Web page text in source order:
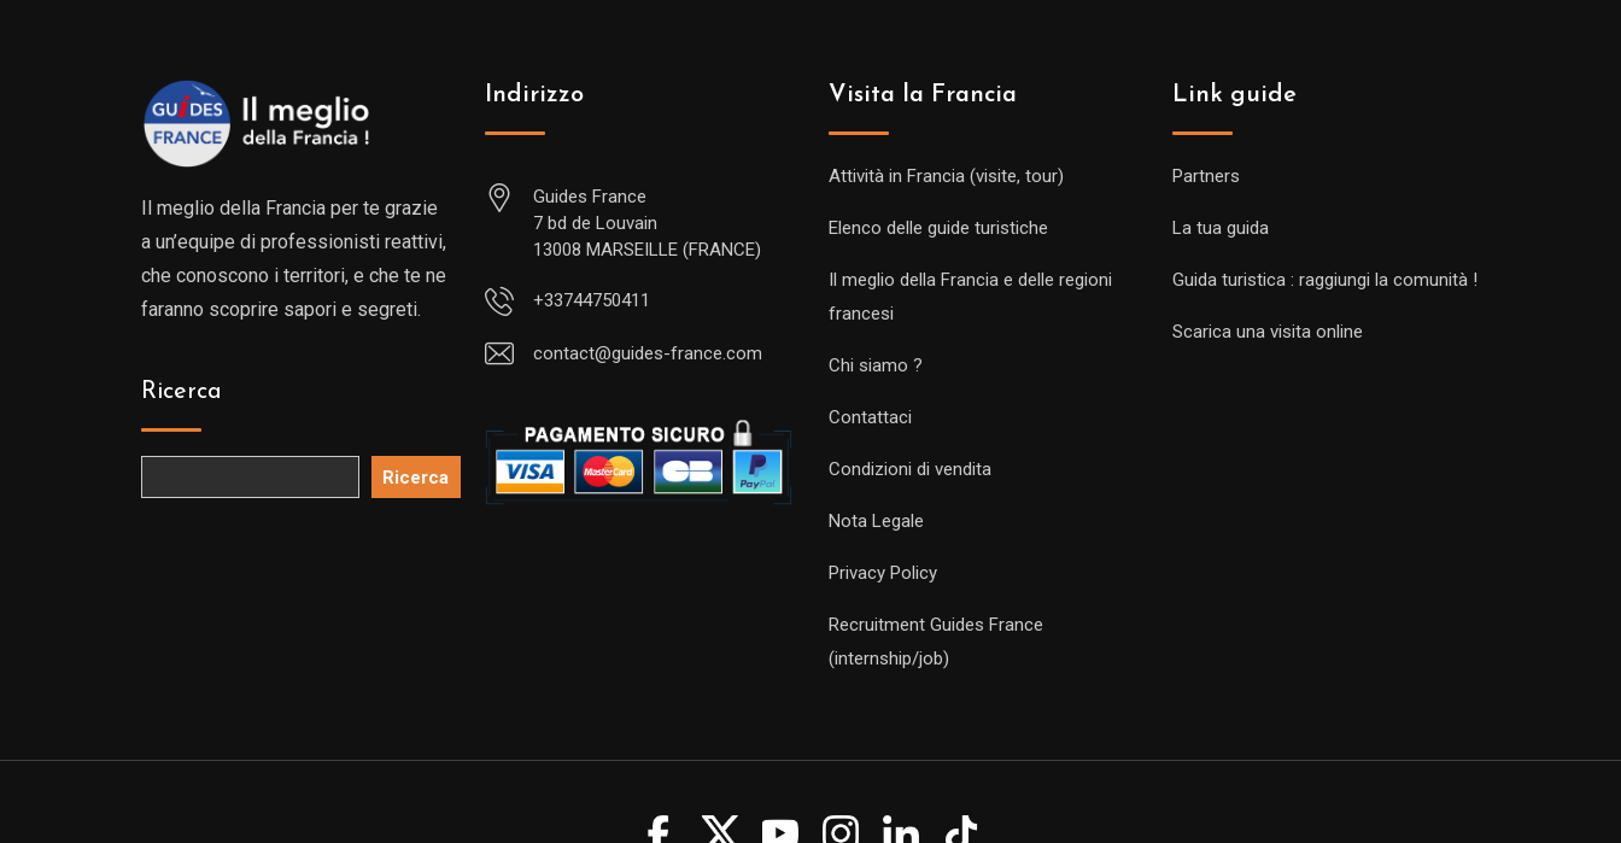
Il meglio della Francia per te grazie
a un’equipe di professionisti reattivi,
che conoscono i territori, e che te ne
faranno scoprire sapori e segreti.
Ricerca
Ricerca
Indirizzo
Guides France
7 bd de Louvain
13008 MARSEILLE (FRANCE)
+33744750411
contact@guides-france.com
Visita la Francia
Attività in Francia (visite, tour)
Elenco delle guide turistiche
Il meglio della Francia e delle regioni
francesi
Chi siamo ?
Contattaci
Condizioni di vendita
Nota Legale
Privacy Policy
Recruitment Guides France
(internship/job)
Link guide
Partners
La tua guida
Guida turistica : raggiungi la comunità !
Scarica una visita online